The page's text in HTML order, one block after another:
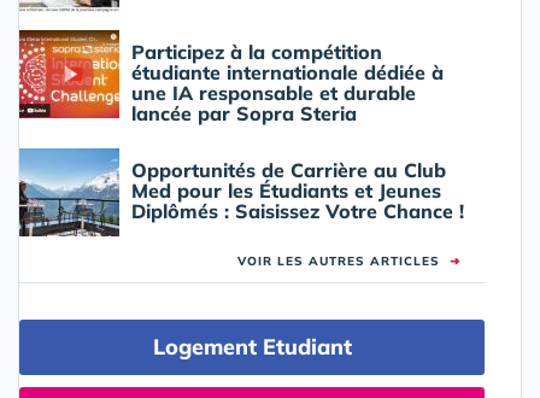
Participez à la compétition
étudiante internationale dédiée à
une IA responsable et durable
lancée par Sopra Steria
Opportunités de Carrière au Club
Med pour les Étudiants et Jeunes
Diplômés : Saisissez Votre Chance !
VOIR LES AUTRES ARTICLES ➜
Logement Etudiant